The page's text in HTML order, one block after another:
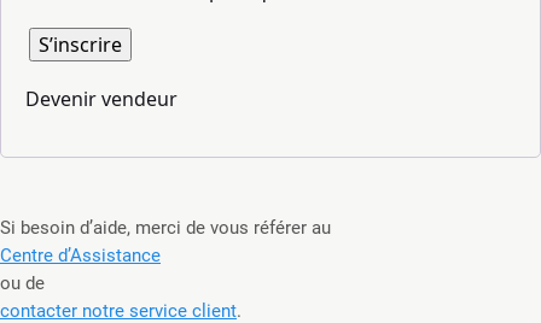
S’inscrire
Devenir vendeur
Si besoin d’aide, merci de vous référer au
Centre d’Assistance
ou de
contacter notre service client.